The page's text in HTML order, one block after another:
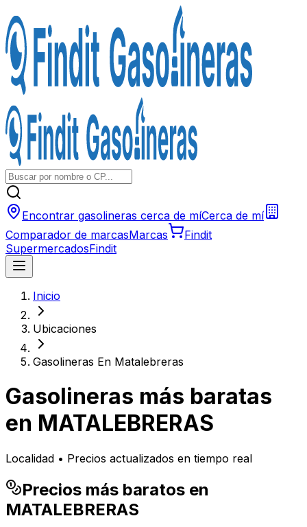
Encontrar gasolineras cerca de míCerca de mí
Comparador de marcasMarcas
Findit
SupermercadosFindit
Inicio
Ubicaciones
Gasolineras En Matalebreras
Gasolineras más baratas
en MATALEBRERAS
Localidad • Precios actualizados en tiempo real
Precios más baratos en
MATALEBRERAS